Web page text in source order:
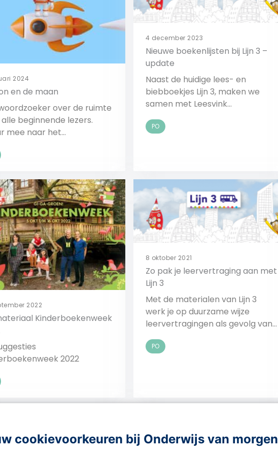
2024
en de maan
over de ruimte
beginnende lezers.
mee naar het
Bekijk
4 december 2023
Nieuwe boekenlijsten bij Lijn 3 –
update
Naast de huidige lees- en
biebboekjes Lijn 3, maken we
samen met Leesvink
deze methode voor aanvankelijk
PO
2022
Kinderboekenweek
2022
8 oktober 2021
Zo pak je leervertraging aan met
Lijn 3
Met de materialen van Lijn 3
werk je op duurzame wijze
leervertragingen als gevolg van
PO
cookievoorkeuren bij Onderwijs van morgen